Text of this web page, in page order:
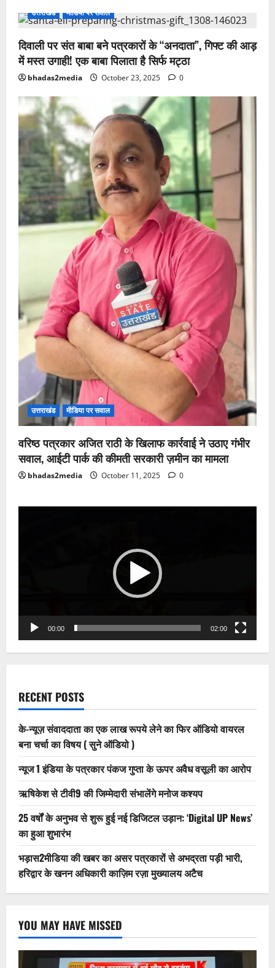
उत्तराखंड मीडिया पर सवाल
दिवाली पर संत बाबा बने पत्रकारों के “अनदाता”, गिफ्ट की आड़
में मस्त उगाही! एक बाबा पिलाता है सिर्फ मट्ठा
bhadas2media October 23, 2025 0
उत्तराखंड मीडिया पर सवाल
वरिष्ठ पत्रकार अजित राठी के खिलाफ कार्रवाई ने उठाए गंभीर
सवाल, आईटी पार्क की कीमती सरकारी ज़मीन का मामला
bhadas2media October 11, 2025 0
00:00 02:00
RECENT POSTS
के-न्यूज़ संवाददाता का एक लाख रूपये लेने का फिर ऑडियो वायरल
बना चर्चा का विषय ( सुने ऑडियो )
न्यूज 1 इंडिया के पत्रकार पंकज गुप्ता के ऊपर अवैध वसूली का आरोप
ऋषिकेश से टीवी9 की जिम्मेदारी संभालेंगे मनोज कश्यप
25 वर्षों के अनुभव से शुरू हुई नई डिजिटल उड़ान: ‘Digital UP News’
का हुआ शुभारंभ
भड़ास2मीडिया की खबर का असर पत्रकारों से अभद्रता पड़ी भारी,
हरिद्वार के खनन अधिकारी काज़िम रज़ा मुख्यालय अटैच
YOU MAY HAVE MISSED